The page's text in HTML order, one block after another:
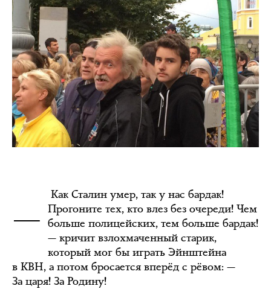
—
Как Сталин умер, так у нас бардак!
Прогоните тех, кто влез без очереди! Чем
больше полицейских, тем больше бардак!
— кричит взлохмаченный старик,
который мог бы играть Эйнштейна
в КВН, а потом бросается вперёд с рёвом: —
За царя! За Родину!